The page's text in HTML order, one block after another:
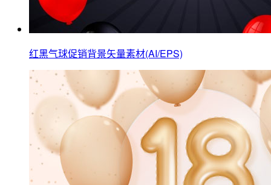
红黑气球促销背景矢量素材(AI/EPS)